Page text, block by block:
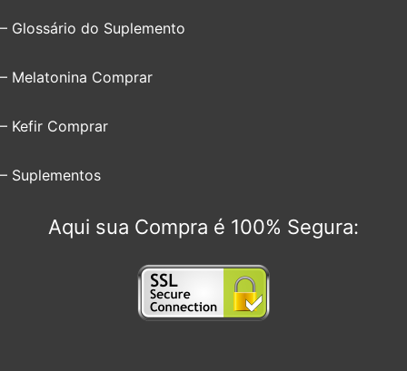
– Glossário do Suplemento
– Melatonina Comprar
– Kefir Comprar
– Suplementos
Aqui sua Compra é 100% Segura: